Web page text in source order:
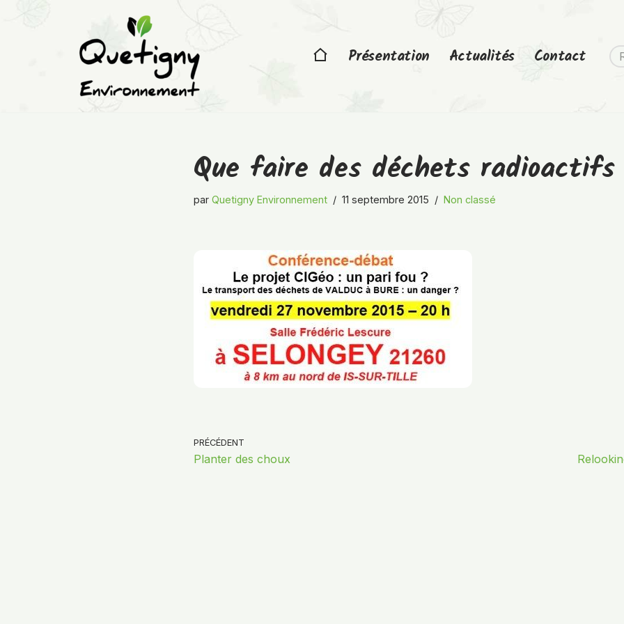
Présentation Actualités Contact
Que faire des déchets
par Quetigny Environnement 11 septembre 2015 Non classé
PRÉCÉDENT
Planter des choux